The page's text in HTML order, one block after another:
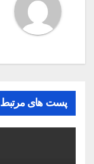
پست های مرتبط